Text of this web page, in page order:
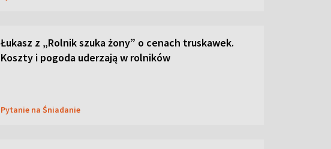
Łukasz z „Rolnik szuka żony” o cenach truskawek.
Koszty i pogoda uderzają w rolników
Pytanie na Śniadanie